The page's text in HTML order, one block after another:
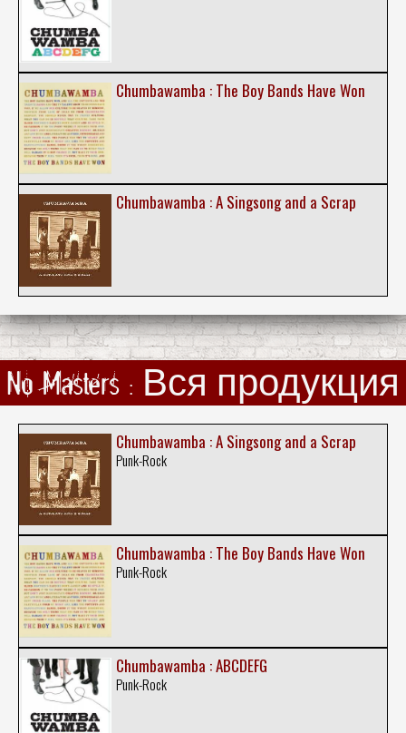
Chumbawamba : The Boy Bands Have Won
Chumbawamba : A Singsong and a Scrap
No Masters : Вся продукция
Chumbawamba : A Singsong and a Scrap
Punk-Rock
Chumbawamba : The Boy Bands Have Won
Punk-Rock
Chumbawamba : ABCDEFG
Punk-Rock